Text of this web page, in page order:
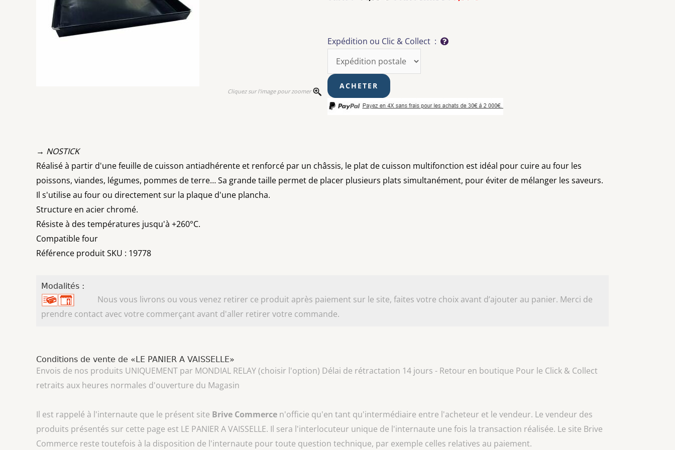
Cliquez sur l'image pour zoomer
Expédition ou Clic & Collect :
→ NOSTICK
Réalisé à partir d'une feuille de cuisson antiadhérente et renforcé par un châssis, le plat de cuisson multifonction est idéal pour cuire au four les
poissons, viandes, légumes, pommes de terre… Sa grande taille permet de placer plusieurs plats simultanément, pour éviter de mélanger les saveurs.
Il s'utilise au four ou directement sur la plaque d'une plancha.
Structure en acier chromé.
Résiste à des températures jusqu'à +260°C.
Compatible four
Référence produit SKU : 19778
Modalités :
Nous vous livrons ou vous venez retirer ce produit après paiement sur le site, faites votre choix avant d’ajouter au panier. Merci de
prendre contact avec votre commerçant avant d'aller retirer votre commande.
Conditions de vente de «LE PANIER A VAISSELLE»
Envois de nos produits UNIQUEMENT par MONDIAL RELAY (choisir l'option) Délai de rétractation 14 jours - Retour en boutique Pour le Click & Collect
retraits aux heures normales d'ouverture du Magasin
Il est rappelé à l'internaute que le présent site Brive Commerce n'officie qu'en tant qu'intermédiaire entre l'acheteur et le vendeur. Le vendeur des
produits présentés sur cette page est LE PANIER A VAISSELLE. Il sera l'interlocuteur unique de l'internaute une fois la transaction réalisée. Le site Brive
Commerce reste toutefois à la disposition de l'internaute pour toute question technique, par exemple celles relatives au paiement.